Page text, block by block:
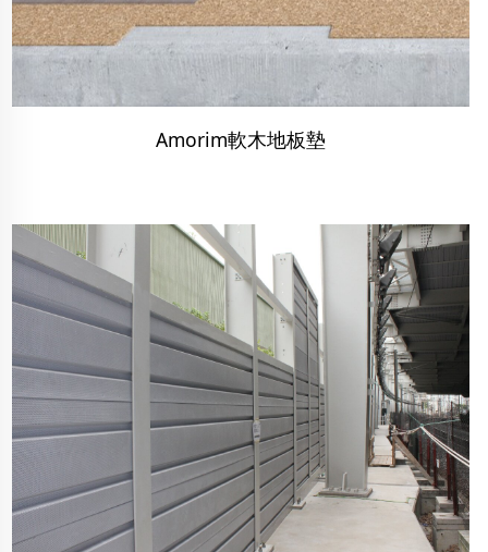
Amorim軟木地板墊